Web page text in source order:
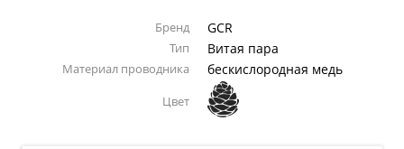
Бренд GCR
Тип Витая пара
Материал проводника бескислородная медь
Цвет